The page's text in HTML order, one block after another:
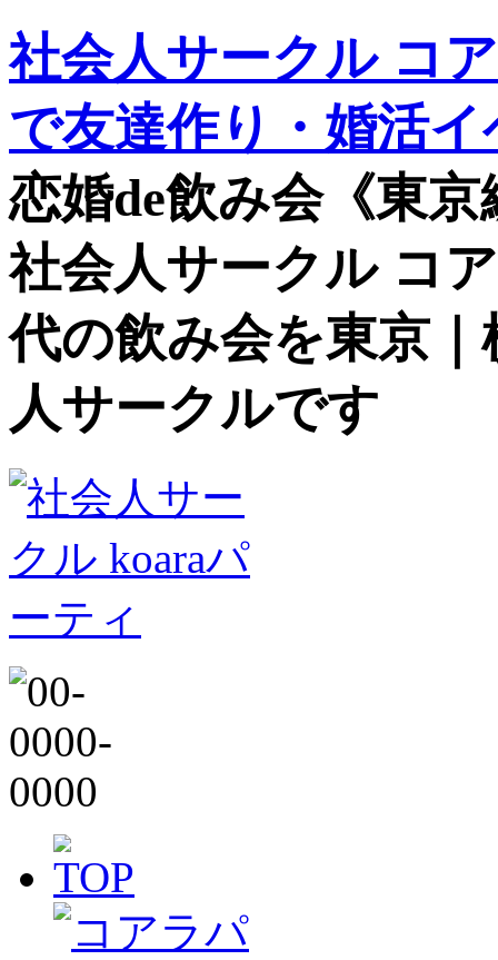
社会人サークル コ
で友達作り・婚活
恋婚de飲み会《東京
社会人サークル コ
代の飲み会を東京
人サークルです